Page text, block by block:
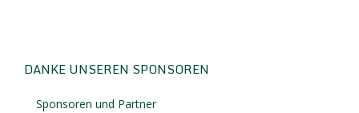
DANKE UNSEREN SPONSOREN
Sponsoren und Partner